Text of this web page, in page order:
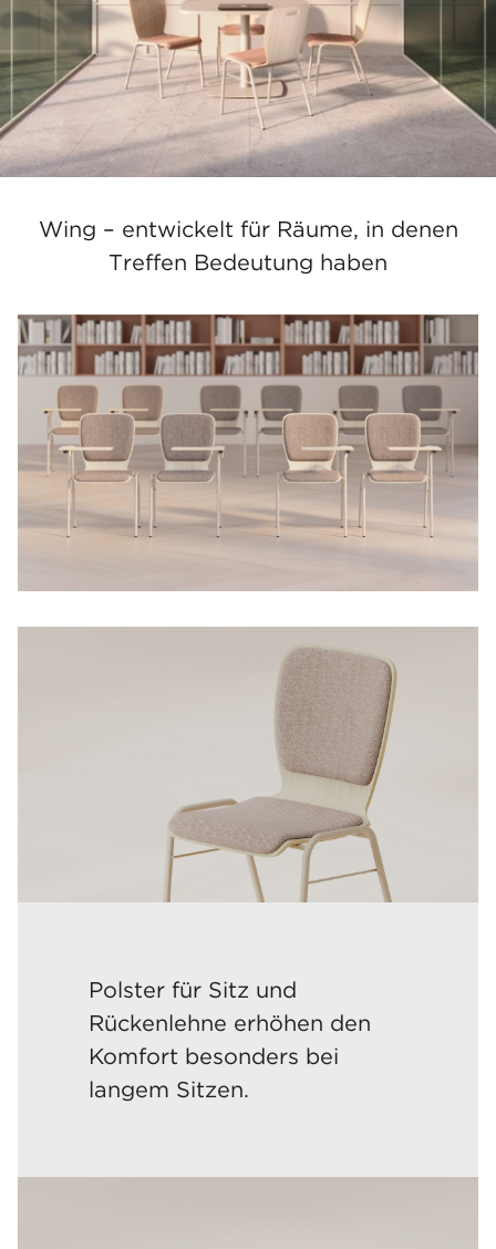
Ausklappbares Schreibtablar
Verkettungssystem zum Verbinden der
Stühle in Reihen
Stapelbar
Wing – entwickelt für Räume, in denen
Treffen Bedeutung haben
Polster für Sitz und
Rückenlehne erhöhen den
Komfort besonders bei
langem Sitzen.